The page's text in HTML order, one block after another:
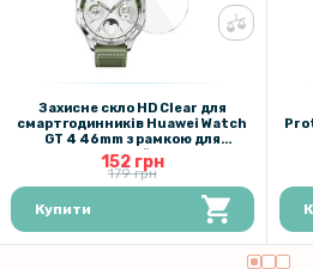
Захисне скло HD Clear для
смартгодинників Huawei Watch
GT 4 46mm з рамкою для
поклейки
152 грн
179 грн
Купити